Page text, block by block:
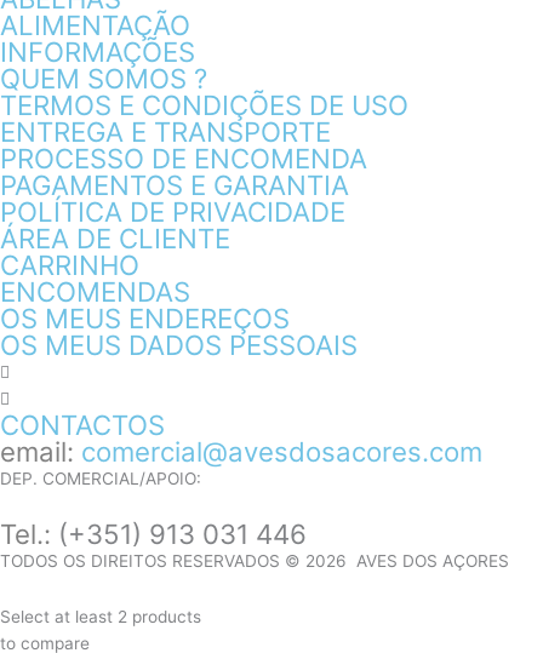
ALIMENTAÇÃO
INFORMAÇÕES
QUEM SOMOS ?
TERMOS E CONDIÇÕES DE USO
ENTREGA E TRANSPORTE
PROCESSO DE ENCOMENDA
PAGAMENTOS E GARANTIA
POLÍTICA DE PRIVACIDADE
ÁREA DE CLIENTE
CARRINHO
ENCOMENDAS
OS MEUS ENDEREÇOS
OS MEUS DADOS PESSOAIS
CONTACTOS
email: comercial@avesdosacores.com
DEP. COMERCIAL/APOIO:
Tel.: (+351) 913 031 446
TODOS OS DIREITOS RESERVADOS © 2026 AVES DOS AÇORES
Select at least 2 products
to compare